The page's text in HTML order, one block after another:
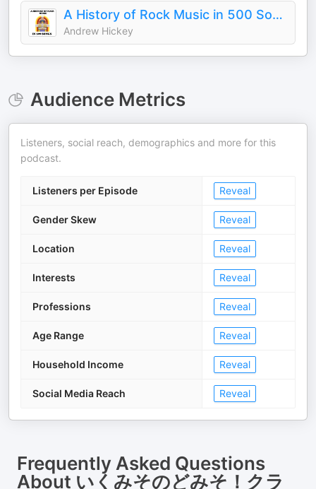
A History of Rock Music in 500 Songs
Andrew Hickey
Audience Metrics
Listeners, social reach, demographics and more for this
podcast.
Listeners per Episode Reveal
Gender Skew Reveal
Location Reveal
Interests Reveal
Professions Reveal
Age Range Reveal
Household Income Reveal
Social Media Reach Reveal
Frequently Asked Questions
About いくみそのどみそ！クラ